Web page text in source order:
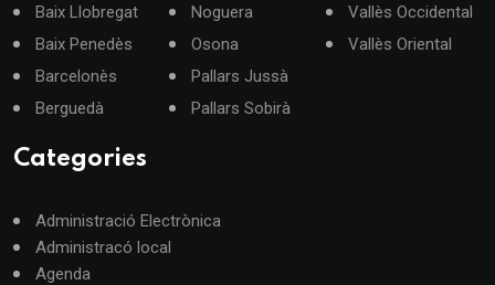
Baix Llobregat
Baix Penedès
Barcelonès
Berguedà
Noguera
Osona
Pallars Jussà
Pallars Sobirà
Vallès Occidental
Vallès Oriental
Categories
Administració Electrònica
Administracó local
Agenda